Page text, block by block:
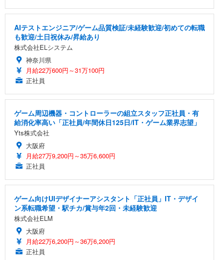
AIテストエンジニア/ゲーム品質検証/未経験歓迎/初めての転職
も歓迎/土日祝休み/昇給あり
株式会社ELシステム
神奈川県
月給22万600円～31万100円
正社員
ゲーム周辺機器・コントローラーの組立スタッフ正社員・有
給消化率高い「正社員/年間休日125日/IT・ゲーム業界志望」
Yts株式会社
大阪府
月給27万9,200円～35万6,600円
正社員
ゲーム向けUIデザイナーアシスタント「正社員」IT・デザイ
ン系転職希望・駅チカ/賞与年2回・未経験歓迎
株式会社ELM
大阪府
月給22万6,200円～36万6,200円
正社員